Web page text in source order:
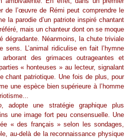
de l’œuvre de Rémi peut comprendre le
la parodie d’un patriote inspiré chantant
mais un chanteur dont on se moque
dégradante. Néanmoins, la chute triviale
sens. L’animal ridiculise en fait l’hymne
des grimaces outrageantes et
« honteuses » au lecteur, signalant
chant patriotique. Une fois de plus, pour
une espèce bien supérieure à l’homme
, adopte une stratégie graphique plus
une image fort peu consensuelle. Une
« des français » selon les sondages,
au-delà de la reconnaissance physique